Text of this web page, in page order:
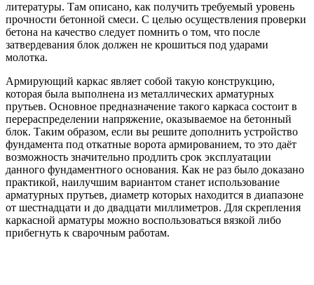
литературы. Там описано, как получить требуемый уровень
прочности бетонной смеси. С целью осуществления проверки
бетона на качество следует помнить о том, что после
затвердевания блок должен не крошиться под ударами
молотка.
Армирующий каркас являет собой такую конструкцию,
которая была выполнена из металлических арматурных
прутьев. Основное предназначение такого каркаса состоит в
перераспределении напряжение, оказываемое на бетонный
блок. Таким образом, если вы решите дополнить устройство
фундамента под откатные ворота армированием, то это даёт
возможность значительно продлить срок эксплуатации
данного фундаментного основания. Как не раз было доказано
практикой, наилучшим вариантом станет использование
арматурных прутьев, диаметр которых находится в диапазоне
от шестнадцати и до двадцати миллиметров. Для скрепления
каркасной арматуры можно воспользоваться вязкой либо
прибегнуть к сварочным работам.